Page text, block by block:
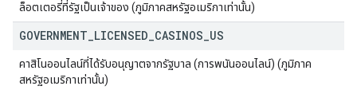
ล็อตเตอรี่ที่รัฐเป็นเจ้าของ (ภูมิภาคสหรัฐอเมริกาเท่านั้น)
GOVERNMENT LICENSED CASINOS US
คาสิโนออนไลน์ที่ได้รับอนุญาตจากรัฐบาล (การพนันออนไลน์) (ภูมิภาค
สหรัฐอเมริกาเท่านั้น)